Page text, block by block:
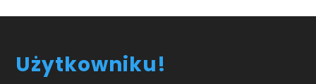
Użytkowniku!